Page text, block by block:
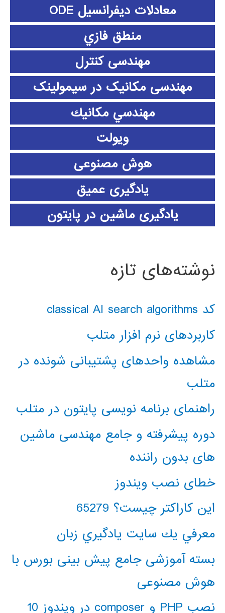
معادلات دیفرانسیل ODE
منطق فازي
مهندسی کنترل
مهندسی مکانیک در سیمولینک
مهندسي مكانيك
ویولت
هوش مصنوعی
یادگیری عمیق
یادگیری ماشین در پایتون
نوشته‌های تازه
کد classical AI search algorithms
کاربردهای نرم افزار متلب
مشاهده واحدهای پشتیبانی شونده در
متلب
راهنمای برنامه نویسی پایتون در متلب
دوره پیشرفته و جامع مهندسی ماشین
های بدون راننده
خطای نصب ویندوز
این کاراکتر چیست؟ 65279
معرفي يك سايت يادگيري زبان
بسته آموزشی جامع پیش بینی بورس با
هوش مصنوعی
نصب PHP و composer در ویندوز 10